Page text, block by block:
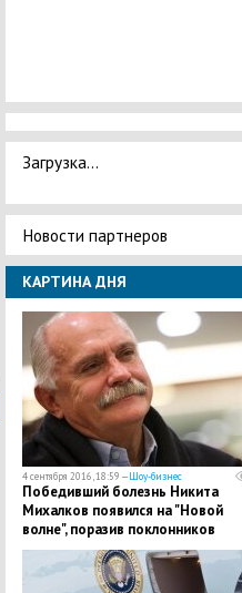
Загрузка...
Новости партнеров
КАРТИНА ДНЯ
4 сентября 2016, 18:59 —Шоу-бизнес
Победивший болезнь Никита
Михалков появился на "Новой
волне", поразив поклонников
прекрасным внешним видом